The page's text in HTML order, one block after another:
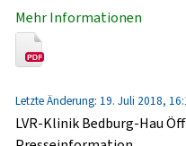
Mehr Informationen
Letzte Änderung: 19. Juli 2018,
LVR-Klinik Bedburg-Hau